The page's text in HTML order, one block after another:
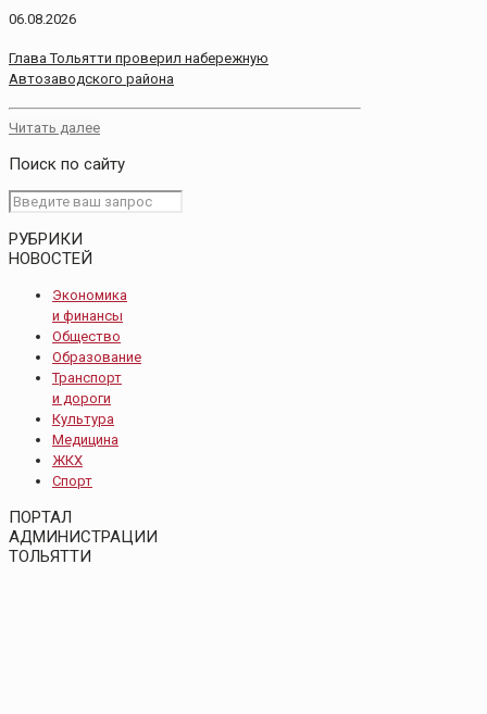
06.08.2026
Глава Тольятти проверил набережную
Автозаводского района
Читать далее
Поиск по сайту
РУБРИКИ
НОВОСТЕЙ
Экономика
и финансы
Общество
Образование
Транспорт
и дороги
Культура
Медицина
ЖКХ
Спорт
ПОРТАЛ
АДМИНИСТРАЦИИ
ТОЛЬЯТТИ